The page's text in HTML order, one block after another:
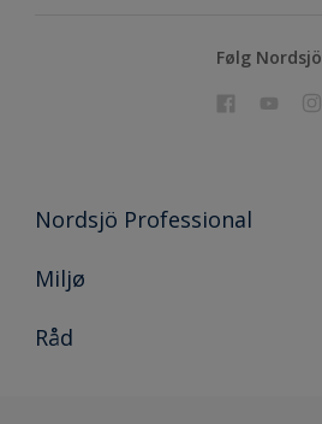
Følg Nordsjö
Nordsjö Professional
Kontakt oss
Prosjekt
Miljø
Bærekraftig utvikling
Råd